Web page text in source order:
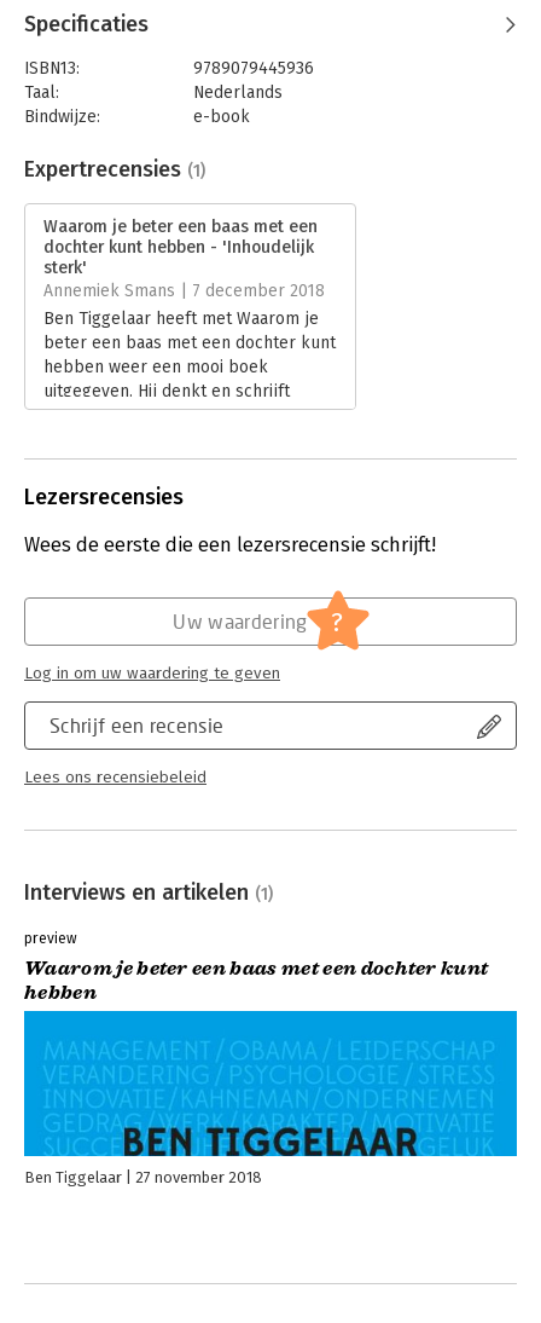
Specificaties
ISBN13:
9789079445936
Taal:
Nederlands
Bindwijze:
e-book
Bestandsformaat:
epub
Uitgever:
Druk:
1
Verschijningsdatum:
Hoofdrubriek: Algemeen management
Expertrecensies (1)
Waarom je beter een baas met een
dochter kunt hebben - 'Inhoudelijk
sterk'
Annemiek Smans | 7 december 2018
Ben Tiggelaar heeft met Waarom je
beter een baas met een dochter kunt
hebben weer een mooi boek
uitgegeven. Hij denkt en schrijft
helder over zeer diverse problemen
Lees verder
Lezersrecensies
Wees de eerste die een lezersrecensie schrijft!
Schrijf een recensie
Lees ons recensiebeleid
Uw waardering ?
Log in om uw waardering te geven
Interviews en artikelen (1)
preview
Waarom je beter een baas met een dochter kunt
hebben
Ben Tiggelaar 27 november 2018